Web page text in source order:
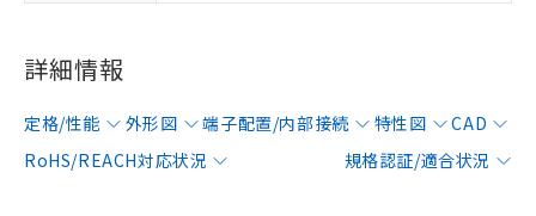
詳細情報
定格/性能 外形図 端子配置/内部接続 特性図
CAD
RoHS/REACH対応状況
規格認証/適合状況